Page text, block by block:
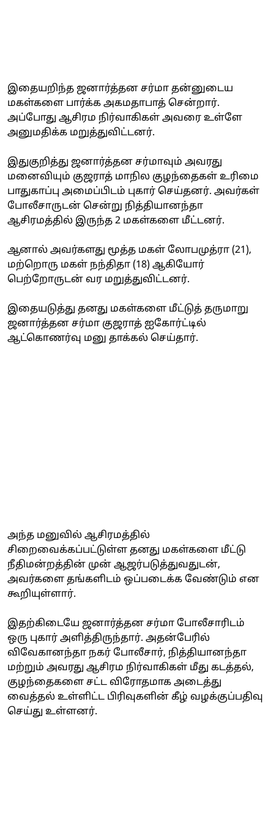
இதையறிந்த ஜனார்த்தன சர்மா தன்னுடைய
மகள்களை பார்க்க அகமதாபாத் சென்றார்.
அப்போது ஆசிரம நிர்வாகிகள் அவரை உள்ளே
அனுமதிக்க மறுத்துவிட்டனர்.
இதுகுறித்து ஜனார்த்தன சர்மாவும் அவரது
மனைவியும் குஜராத் மாநில குழந்தைகள் உரிமை
பாதுகாப்பு அமைப்பிடம் புகார் செய்தனர். அவர்கள்
போலீசாருடன் சென்று நித்தியானந்தா
ஆசிரமத்தில் இருந்த 2 மகள்களை மீட்டனர்.
ஆனால் அவர்களது மூத்த மகள் லோபமுத்ரா (21),
மற்றொரு மகள் நந்திதா (18) ஆகியோர்
பெற்றோருடன் வர மறுத்துவிட்டனர்.
இதையடுத்து தனது மகள்களை மீட்டுத் தருமாறு
ஜனார்த்தன சர்மா குஜராத் ஐகோர்ட்டில்
ஆட்கொணர்வு மனு தாக்கல் செய்தார்.
அந்த மனுவில் ஆசிரமத்தில்
சிறைவைக்கப்பட்டுள்ள தனது மகள்களை மீட்டு
நீதிமன்றத்தின் முன் ஆஜர்படுத்துவதுடன்,
அவர்களை தங்களிடம் ஒப்படைக்க வேண்டும் என
கூறியுள்ளார்.
இதற்கிடையே ஜனார்த்தன சர்மா போலீசாரிடம்
ஒரு புகார் அளித்திருந்தார். அதன்பேரில்
விவேகானந்தா நகர் போலீசார், நித்தியானந்தா
மற்றும் அவரது ஆசிரம நிர்வாகிகள் மீது கடத்தல்,
குழந்தைகளை சட்ட விரோதமாக அடைத்து
வைத்தல் உள்ளிட்ட பிரிவுகளின் கீழ் வழக்குப்பதிவு
செய்து உள்ளனர்.